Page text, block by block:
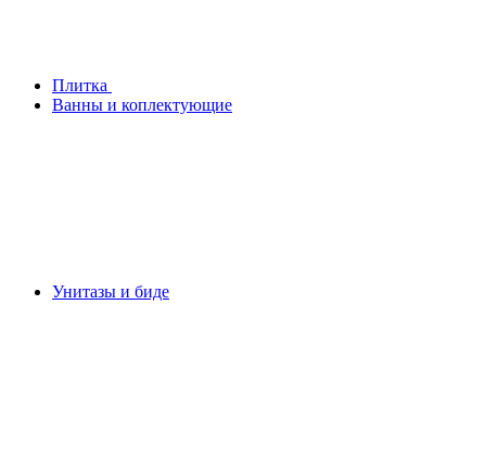
Плитка
Ванны и коплектующие
Унитазы и биде